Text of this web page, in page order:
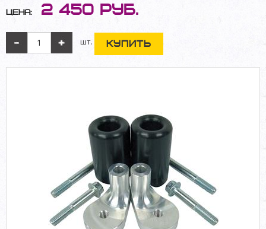
Цена: 2 450 руб.
шт.